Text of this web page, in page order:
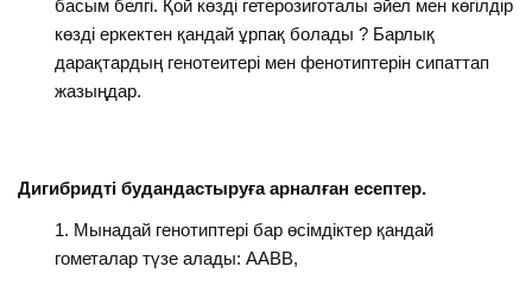
басым белгі. Қой көзді гетерозиготалы әйел мен көгілдір
көзді еркектен қандай ұрпақ болады ? Барлық
дарақтардың генотеитері мен фенотиптерін сипаттап
жазыңдар.
Дигибридті будандастыруға арналған есептер.
Мынадай генотиптері бар өсімдіктер қандай
гометалар түзе алады: ААВВ,